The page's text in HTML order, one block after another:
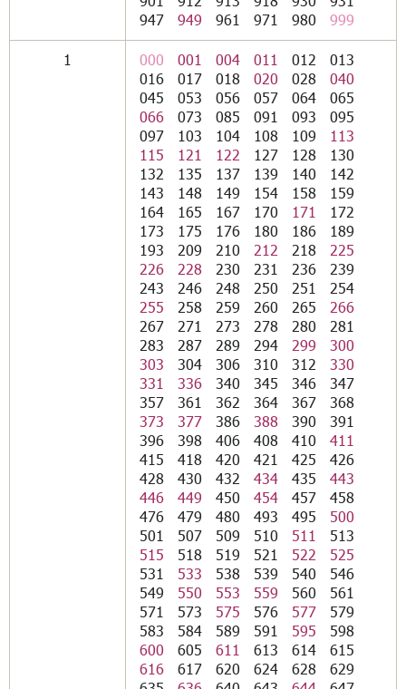
947
949 961 971 980 999
1 000 001 004 011 012
013
016
017 018 020 028
040
045
053 056 057 064
065
066
073 085 091 093
095
097
103 104 108 109
113
115
121 122 127 128
130
132
135 137 139 140
142
143
148 149 154 158
159
164
165 167 170 171
172
173
175 176 180 186
189
193
209 210 212 218
225
226
228 230 231 236
239
243
246 248 250 251
254
255
258 259 260 265
266
267
271 273 278 280
281
283
287 289 294 299
300
303
304 306 310 312
330
331
336 340 345 346
347
357
361 362 364 367
368
373
377 386 388 390
391
396
398 406 408 410
411
415
418 420 421 425
426
428
430 432 434 435
443
446
449 450 454 457
458
476
479 480 493 495
500
501
507 509 510 511
513
515
518 519 521 522
525
531
533 538 539 540
546
549
550 553 559 560
561
571
573 575 576 577
579
583
584 589 591 595
598
600
605 611 613 614
615
616
617 620 624 628
629